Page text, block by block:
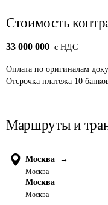
Стоимость
33 000 000 c НДС
Оплата по оригиналам
Отсрочка платежа 10
Маршруты и
Москва →
Москва
Москва
Москва